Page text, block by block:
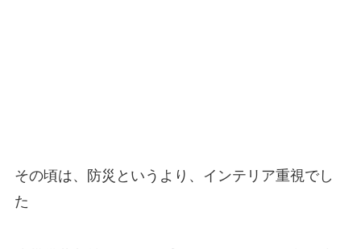
その頃は、防災というより、インテリア重視でし
た